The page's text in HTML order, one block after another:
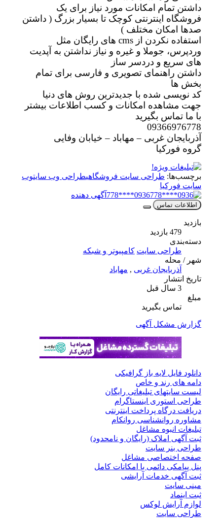
داشتن تمام امکانات مورد نیاز برای یک
فروشگاه اینترنتی کوچک تا بسیار بزرگ ( داشتن
صدها امکان مختلف )
استفاده نکردن از cms های رایگان مثل
وردپرس، جوملا و غیره و نیاز نداشتن به آپدیت
های سریع و دردسر ساز
داشتن راهنمای تصویری و فارسی برای تمام
بخش ها
کد نویسی شده با جدیدترین روش های دنیا
جهت مشاهده امکانات و کسب اطلاعات بیشتر
با ما تماس بگیرید
09366976778
آذربایجان غربی – مهاباد – خیابان وفایی
گروه فورکیا
برچسب‌ها:طراحی سایت فروشگاهیطراحی وب سایتوب
سایت فورکیا
0936****778
آگهی دهنده
اطلاعات تماس
دسته‌بندی
طراحی سایت کامپیوتر و شبکه
شهر / محله
آذربایجان غربی ,مهاباد
تاریخ انتشار
تماس بگیرید
گزارش مشکل آگهی
دانلود فایل لایه باز گرافیکی
دامه های رند و خاص
لیست سایتهای تبلیغاتی رایگان
طراحی استوری اینستاگرام
دریافت درگاه پرداخت اینترنتی
مشاوره روانشناسی روانکام
تبلیغات انبوه مشاغل
ثبت آگهی املاک (رایگان و نامحدود)
طراحی بنر سایت
صفحه اختصاصی مشاغل
پنل پیامکی دائمی با امکانات کامل
ثبت آگهی خدمات آرایشی
مینی سایت
ثبت اینماد
لوازم آرایش لوکس
طراحی سایت